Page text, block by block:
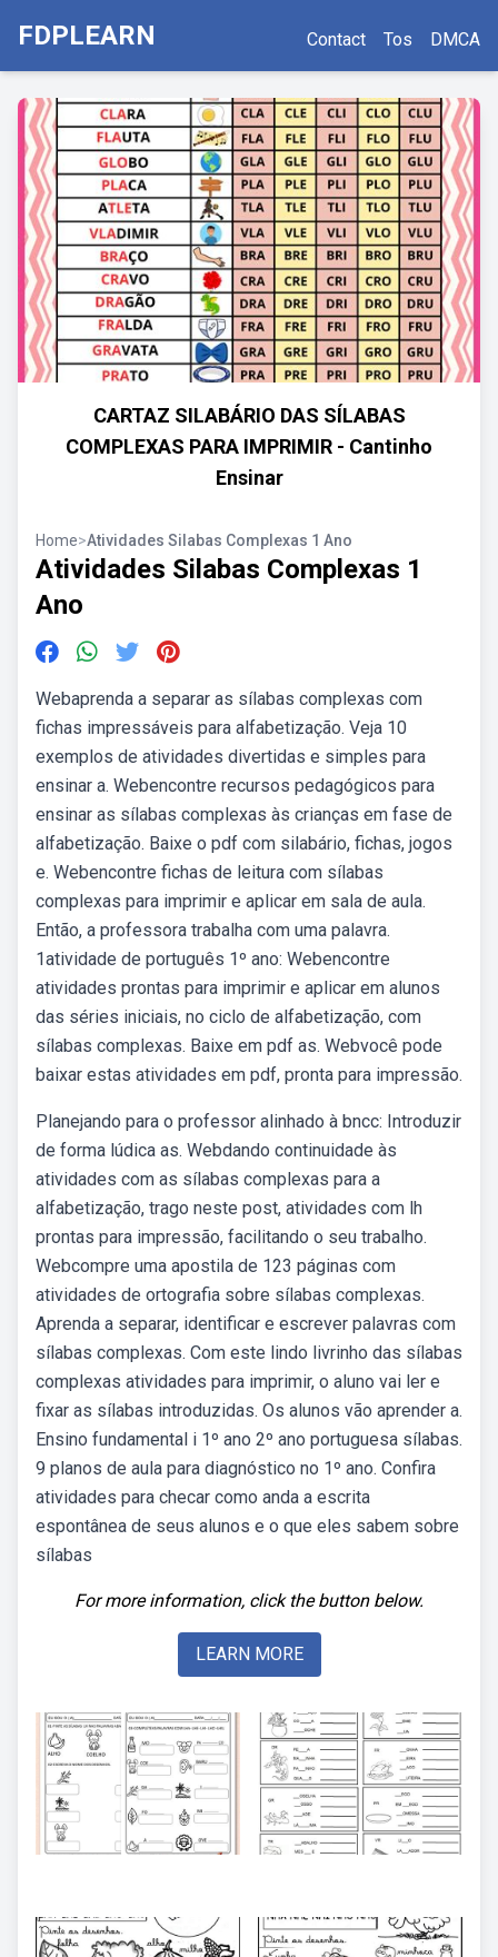
FDPLEARN Contact Tos DMCA
CARTAZ SILABÁRIO DAS SÍLABAS
COMPLEXAS PARA IMPRIMIR - Cantinho
Ensinar
Home>Atividades Silabas Complexas 1 Ano
Atividades Silabas Complexas 1
Ano
Webaprenda a separar as sílabas complexas com
fichas impressáveis para alfabetização. Veja 10
exemplos de atividades divertidas e simples para
ensinar a. Webencontre recursos pedagógicos para
ensinar as sílabas complexas às crianças em fase de
alfabetização. Baixe o pdf com silabário, fichas, jogos
e. Webencontre fichas de leitura com sílabas
complexas para imprimir e aplicar em sala de aula.
Então, a professora trabalha com uma palavra.
1atividade de português 1º ano: Webencontre
atividades prontas para imprimir e aplicar em alunos
das séries iniciais, no ciclo de alfabetização, com
sílabas complexas. Baixe em pdf as. Webvocê pode
baixar estas atividades em pdf, pronta para impressão.
Planejando para o professor alinhado à bncc: Introduzir
de forma lúdica as. Webdando continuidade às
atividades com as sílabas complexas para a
alfabetização, trago neste post, atividades com lh
prontas para impressão, facilitando o seu trabalho.
Webcompre uma apostila de 123 páginas com
atividades de ortografia sobre sílabas complexas.
Aprenda a separar, identificar e escrever palavras com
sílabas complexas. Com este lindo livrinho das sílabas
complexas atividades para imprimir, o aluno vai ler e
fixar as sílabas introduzidas. Os alunos vão aprender a.
Ensino fundamental i 1º ano 2º ano portuguesa sílabas.
9 planos de aula para diagnóstico no 1º ano. Confira
atividades para checar como anda a escrita
espontânea de seus alunos e o que eles sabem sobre
sílabas
For more information, click the button below.
LEARN MORE